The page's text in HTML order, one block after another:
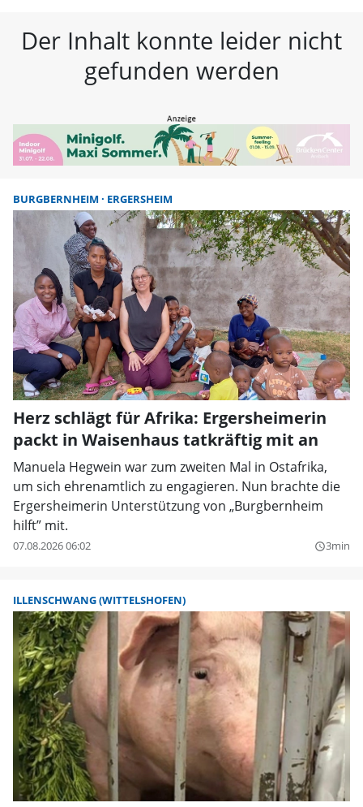
Der Inhalt konnte leider nicht
gefunden werden
BURGBERNHEIM ERGERSHEIM
Herz schlägt für Afrika: Ergersheimerin
packt in Waisenhaus tatkräftig mit an
Manuela Hegwein war zum zweiten Mal in Ostafrika,
um sich ehrenamtlich zu engagieren. Nun brachte die
Ergersheimerin Unterstützung von „Burgbernheim
hilft” mit.
07.08.2026 06:02 query_builder3min
ILLENSCHWANG (WITTELSHOFEN)